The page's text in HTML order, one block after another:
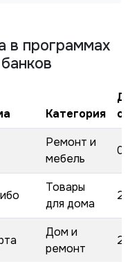
в программах
Категория
с
Ремонт и
мебель
Товары
для дома
Дом и
ремонт